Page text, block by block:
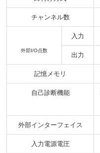
チャンネル数
外部I/O点数
入力
出力
記憶メモリ
自己診断機能
外部インターフェイス
入力電源電圧